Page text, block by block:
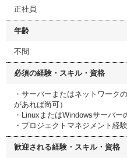
正社員
年齢
不問
必須の経験・スキル・資格
・サーバーまたはネットワーク
があれば尚可）
・LinuxまたはWindowsサーバー
・プロジェクトマネジメント経
歓迎される経験・スキル・資格